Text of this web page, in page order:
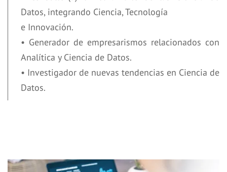
Datos, integrando Ciencia, Tecnología
e Innovación.
• Generador de empresarismos relacionados con
Analítica y Ciencia de Datos.
• Investigador de nuevas tendencias en Ciencia de
Datos.